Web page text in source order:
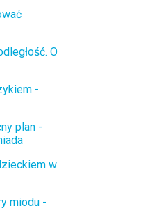
O
-
plan -
w
miodu -